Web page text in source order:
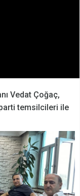
Vedat Çoğaç,
temsilcileri ile